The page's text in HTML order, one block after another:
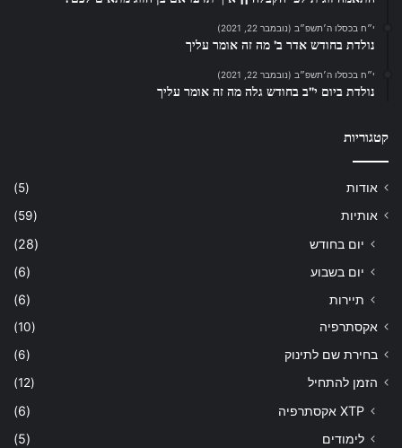
י״ח בכסלו ה׳תשפ״ב (נובמבר 22, 2021)
נולדת בחודש אדר ב’ מה זה אומר עליך
י״ח בכסלו ה׳תשפ״ב (נובמבר 22, 2021)
נולדת ביום י”ב בחודש גלה מה זה אומר עליך
קטגוריות
אודות
(5)
אותיות
(59)
יום בחודש
(28)
יום בשבוע
(6)
תיירות
(6)
אקסתרפיה
(10)
בחירת שם לתינוק
(6)
הזמן להתחיל
(12)
XTP אקסתרפיה
(6)
לימודים
(5)